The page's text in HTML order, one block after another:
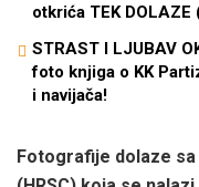
otkrića TEK DOLAZE
STRAST I LJUBAV
foto knjiga o KK
i navijača!
Fotografije dolaze